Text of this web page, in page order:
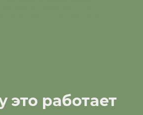
это работает